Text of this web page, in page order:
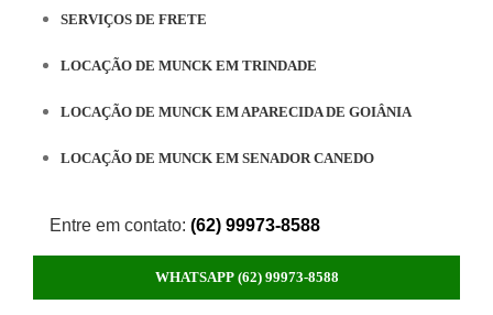
SERVIÇOS DE FRETE
LOCAÇÃO DE MUNCK EM TRINDADE
LOCAÇÃO DE MUNCK EM APARECIDA DE GOIÂNIA
LOCAÇÃO DE MUNCK EM SENADOR CANEDO
Entre em contato: (62) 99973-8588
WHATSAPP (62) 99973-8588